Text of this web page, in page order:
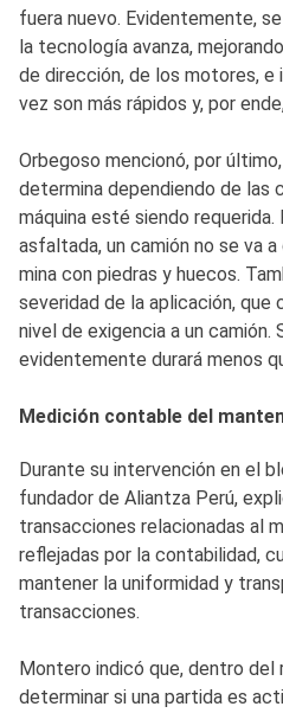
fuera nuevo. Evidentemente,
la tecnología avanza,
de dirección, de los motores, e
vez son más rápidos y, por
Orbegoso mencionó, por
determina dependiendo de las
máquina esté siendo requerida.
asfaltada, un camión no se va
mina con piedras y huecos.
severidad de la aplicación,
nivel de exigencia a un camión.
evidentemente durará menos
Medición contable del
Durante su intervención en el
fundador de Aliantza Perú,
transacciones relacionadas al
reflejadas por la contabilidad,
mantener la uniformidad y
transacciones.
Montero indicó que, dentro
determinar si una partida es